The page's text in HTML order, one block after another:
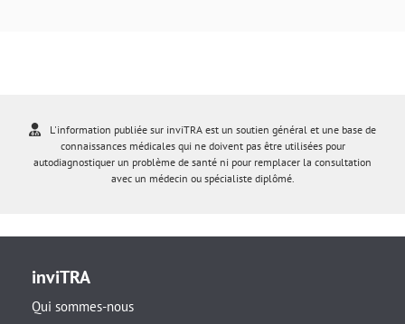
L'information publiée sur inviTRA est un soutien général et une base de
connaissances médicales qui ne doivent pas être utilisées pour
autodiagnostiquer un problème de santé ni pour remplacer la consultation
avec un médecin ou spécialiste diplômé.
inviTRA
Qui sommes-nous